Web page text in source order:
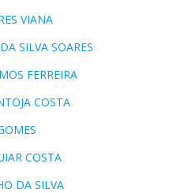
VIANA
SILVA SOARES
FERREIRA
COSTA
COSTA
DA SILVA